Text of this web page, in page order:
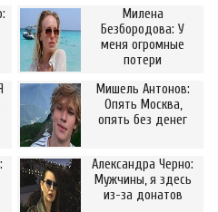
Милена
Безбородова: У
меня огромные
потери
Мишель Антонов:
Опять Москва,
опять без денег
Александра Черно:
Мужчины, я здесь
из-за донатов